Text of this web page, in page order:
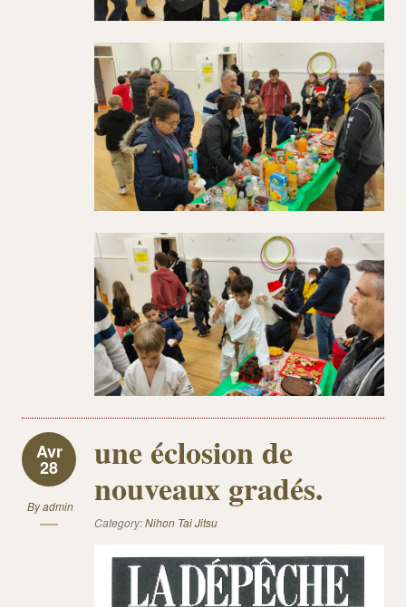
Avr
28
Byadmin
une éclosion de
nouveaux gradés.
Category:Nihon Tai Jitsu